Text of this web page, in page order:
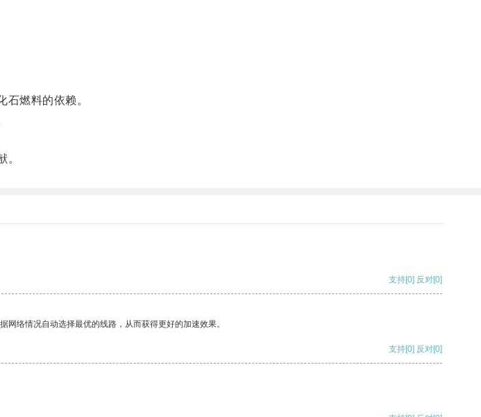
燃料的依赖。
。
支持[0] 反对[0]
络情况自动选择最优的线路，从而获得更好的加速效果。
支持[0] 反对[0]